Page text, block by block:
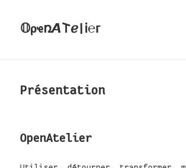
𝕆ρҽռ𝞐𐌕ℯ|Ꭵ℮ᴦ
Présentation
OpenAtelier